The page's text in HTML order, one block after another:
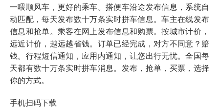
一喂顺风车，更好的乘车。搭便车沿途发布信息，系统自
动匹配，每天发布数十万条实时拼车信息。车主在线发布
信息和抢单。乘客在网上发布信息和购票。按城市计价，
远近计价，越远越省钱。订单已经完成，对方不同意？赔
钱。行程短信通知，应用内通知，让您出行无忧。全国每
天都有数十万条实时拼车消息。发布，抢单，买票，选择
你的方式。
手机扫码下载